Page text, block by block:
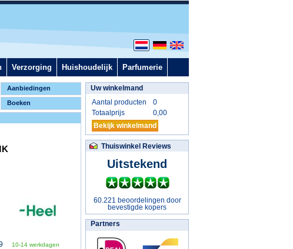
Verzorging Huishoudelijk Parfumerie
Aanbiedingen
Boeken
10-14 werkdagen
Uw winkelmand
Aantal producten
0
Totaalprijs
0,00
Bekijk winkelmand
Thuiswinkel Reviews
Uitstekend
60.221 beoordelingen door
bevestigde kopers
Partners